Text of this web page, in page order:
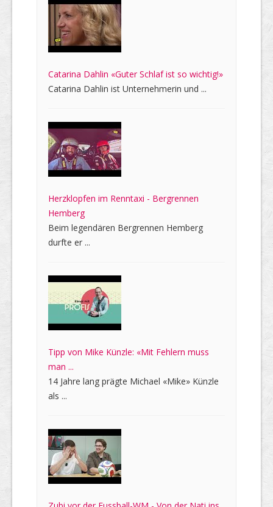
Catarina Dahlin «Guter Schlaf ist so wichtig!»
Catarina Dahlin ist Unternehmerin und ...
Herzklopfen im Renntaxi - Bergrennen
Hemberg
Beim legendären Bergrennen Hemberg
durfte er ...
Tipp von Mike Künzle: «Mit Fehlern muss
man ...
14 Jahre lang prägte Michael «Mike» Künzle
als ...